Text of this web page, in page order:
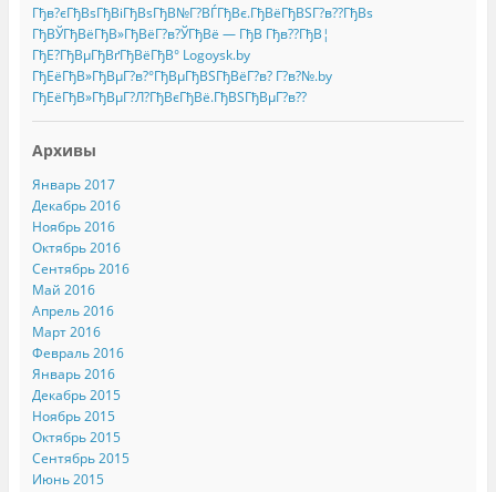
Гђв?єГђВѕГђВіГђВѕГђВ№Г?ВЃГђВє.ГђВёГђВЅГ?в??ГђВѕ
ГђВЎГђВёГђВ»ГђВёГ?в?ЎГђВё — ГђВ Гђв??ГђВ¦
ГђЕ?ГђВµГђВґГђВёГђВ° Logoysk.by
ГђЕёГђВ»ГђВµГ?в?°ГђВµГђВЅГђВёГ?в? Г?в?№.by
ГђЕёГђВ»ГђВµГ?Л?ГђВєГђВё.ГђВЅГђВµГ?в??
Архивы
Январь 2017
Декабрь 2016
Ноябрь 2016
Октябрь 2016
Сентябрь 2016
Май 2016
Апрель 2016
Март 2016
Февраль 2016
Январь 2016
Декабрь 2015
Ноябрь 2015
Октябрь 2015
Сентябрь 2015
Июнь 2015